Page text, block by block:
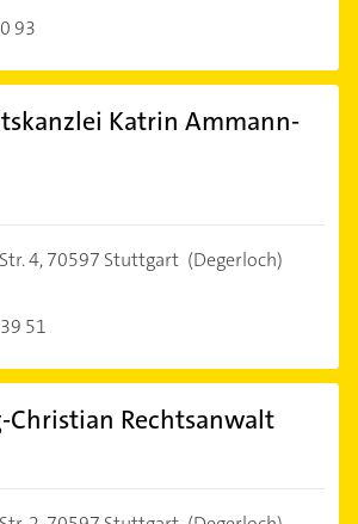
93
Katrin Ammann-
4,70597 Stuttgart (Degerloch)
51
Christian Rechtsanwalt